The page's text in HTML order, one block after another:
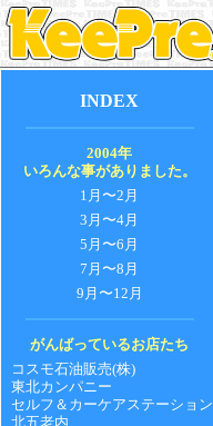
INDEX
2004年
いろんな事がありました。
1月〜2月
3月〜4月
5月〜6月
7月〜8月
9月〜12月
がんばっているお店たち
コスモ石油販売(株)
東北カンパニー
セルフ＆カーケアステーション
北五老内